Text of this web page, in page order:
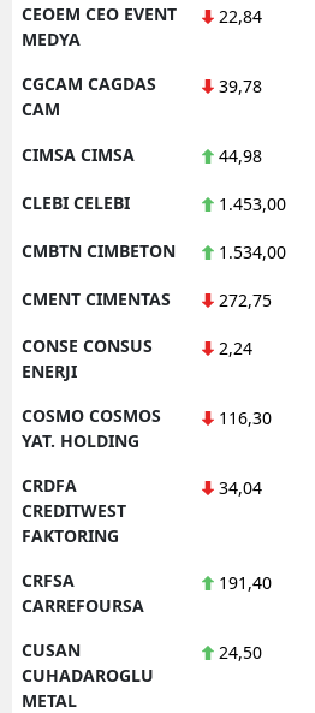
CEOEM CEO EVENT
MEDYA
22,84
CGCAM CAGDAS
CAM
39,78
CIMSA CIMSA 44,98
CLEBI CELEBI 1.453,00
CMBTN CIMBETON 1.534,00
CMENT CIMENTAS 272,75
CONSE CONSUS
ENERJI
2,24
COSMO COSMOS
YAT. HOLDING
116,30
CRDFA
CREDITWEST
FAKTORING
34,04
CRFSA
CARREFOURSA
191,40
CUSAN
CUHADAROGLU
METAL
24,50